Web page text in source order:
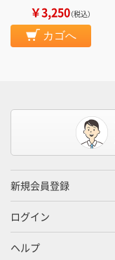
￥3,250（税込）
カゴへ
新規会員登録
ログイン
ヘルプ